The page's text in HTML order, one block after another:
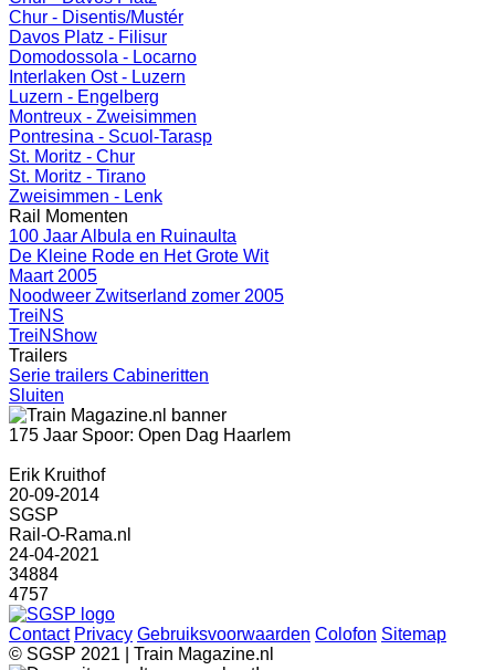
Chur - Disentis/Mustér
Davos Platz - Filisur
Domodossola - Locarno
Interlaken Ost - Luzern
Luzern - Engelberg
Montreux - Zweisimmen
Pontresina - Scuol-Tarasp
St. Moritz - Chur
St. Moritz - Tirano
Zweisimmen - Lenk
Rail Momenten
100 Jaar Albula en Ruinaulta
De Kleine Rode en Het Grote Wit
Maart 2005
Noodweer Zwitserland zomer 2005
TreiNS
TreiNShow
Trailers
Serie trailers Cabineritten
Sluiten
175 Jaar Spoor: Open Dag Haarlem
Erik Kruithof
20-09-2014
SGSP
Rail-O-Rama.nl
24-04-2021
34884
4757
Contact Privacy Gebruiksvoorwaarden Colofon Sitemap
© SGSP 2021 | Train Magazine.nl